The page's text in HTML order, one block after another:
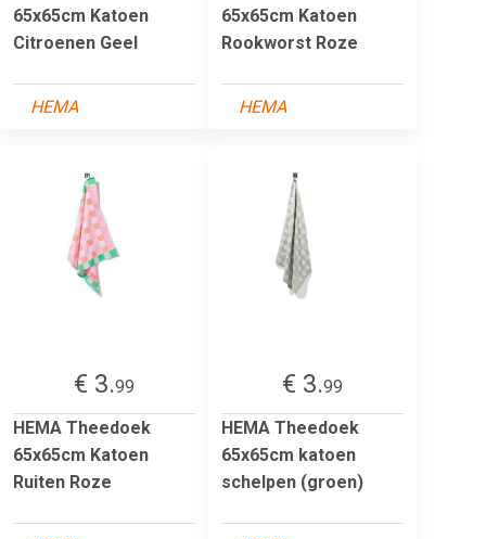
65x65cm Katoen
Citroenen Geel
HEMA
65x65cm Katoen
Rookworst Roze
HEMA
€ 3.99
HEMA Theedoek
65x65cm Katoen
Ruiten Roze
€ 3.99
HEMA Theedoek
65x65cm katoen
schelpen (groen)